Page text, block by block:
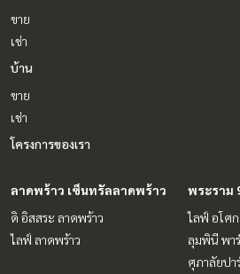
ขาย
เช่า
บ้าน
ขาย
เช่า
โครงการของเรา
ลาดพร้าว เซ็นทรัลลาดพร้าว
ดิ อิสสระ ลาดพร้าว
ไลฟ์ ลาดพร้าว
พระราม
ไลฟ์ อโศ
ลุมพินี พา
ศุภาลัยปา